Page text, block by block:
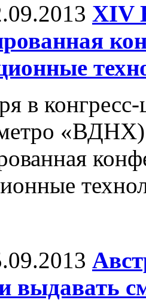
XIV
в
выдавать